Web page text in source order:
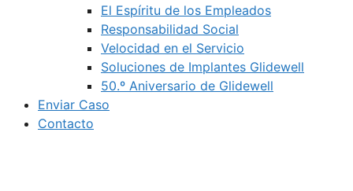
El Espíritu de los Empleados
Responsabilidad Social
Velocidad en el Servicio
Soluciones de Implantes Glidewell
50.º Aniversario de Glidewell
Enviar Caso
Contacto